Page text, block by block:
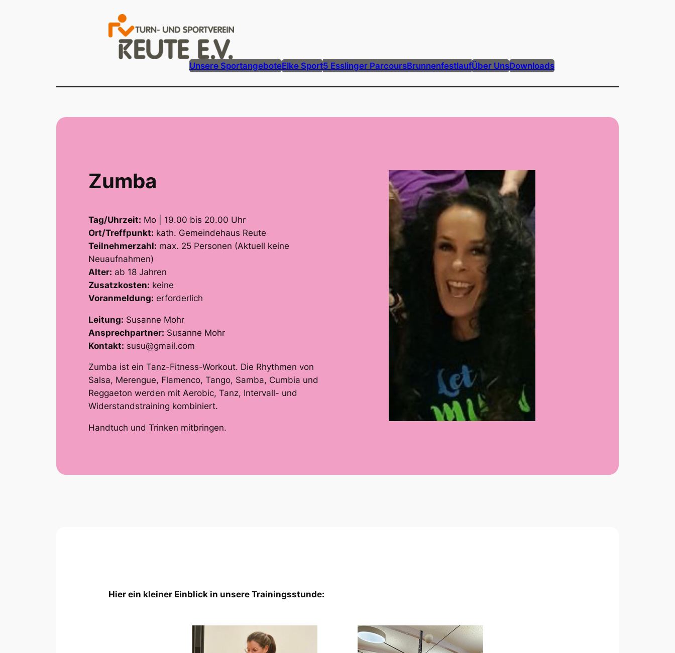
Unsere SportangeboteElke Sport5 Esslinger ParcoursBrunnenfestlaufÜber UnsDownloads
Zumba
Tag/Uhrzeit: Mo | 19.00 bis 20.00 Uhr
Ort/Treffpunkt: kath. Gemeindehaus Reute
Teilnehmerzahl: max. 25 Personen (Aktuell keine
Neuaufnahmen)
Alter: ab 18 Jahren
Zusatzkosten: keine
Voranmeldung: erforderlich
Leitung: Susanne Mohr
Ansprechpartner: Susanne Mohr
Kontakt: susu@gmail.com
Zumba ist ein Tanz-Fitness-Workout. Die Rhythmen von
Salsa, Merengue, Flamenco, Tango, Samba, Cumbia und
Reggaeton werden mit Aerobic, Tanz, Intervall- und
Widerstandstraining kombiniert.
Handtuch und Trinken mitbringen.
Hier ein kleiner Einblick in unsere Trainingsstunde: